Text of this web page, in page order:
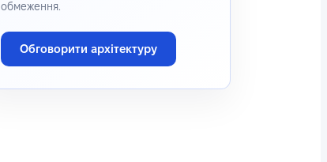
обмеження.
Обговорити архітектуру